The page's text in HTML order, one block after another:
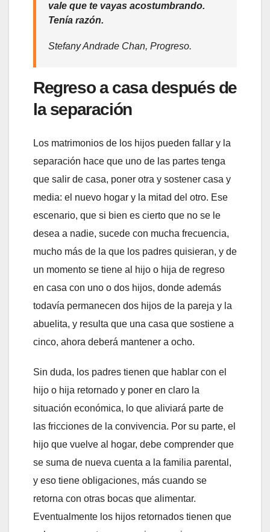
vale que te vayas acostumbrando.
Tenía razón.
Stefany Andrade Chan, Progreso.
Regreso a casa después de
la separación
Los matrimonios de los hijos pueden fallar y la
separación hace que uno de las partes tenga
que salir de casa, poner otra y sostener casa y
media: el nuevo hogar y la mitad del otro. Ese
escenario, que si bien es cierto que no se le
desea a nadie, sucede con mucha frecuencia,
mucho más de la que los padres quisieran, y de
un momento se tiene al hijo o hija de regreso
en casa con uno o dos hijos, donde además
todavía permanecen dos hijos de la pareja y la
abuelita, y resulta que una casa que sostiene a
cinco, ahora deberá mantener a ocho.
Sin duda, los padres tienen que hablar con el
hijo o hija retornado y poner en claro la
situación económica, lo que aliviará parte de
las fricciones de la convivencia. Por su parte, el
hijo que vuelve al hogar, debe comprender que
se suma de nueva cuenta a la familia parental,
y eso tiene obligaciones, más cuando se
retorna con otras bocas que alimentar.
Eventualmente los hijos retornados tienen que